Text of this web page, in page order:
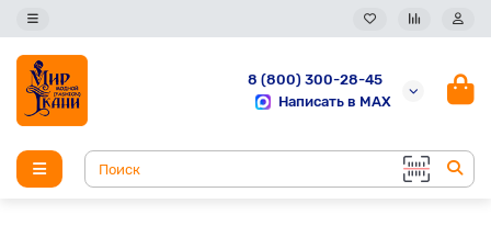
8 (800) 300-28-45
Написать в MAX